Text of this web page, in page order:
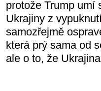
protože Trump umí
Ukrajiny z
samozřejmě
která prý sama od
ale o to, že